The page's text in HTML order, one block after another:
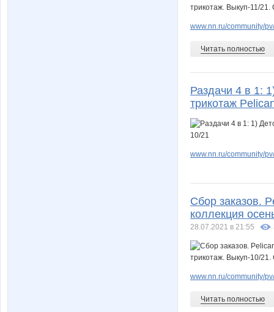
www.nn.ru/community/
Читать полностью
Раздачи 4 в 1:
трикотаж
www.nn.ru/community/
Сбор заказов.
коллекция
28.07.2021 в 21:55
www.nn.ru/community/
Читать полностью